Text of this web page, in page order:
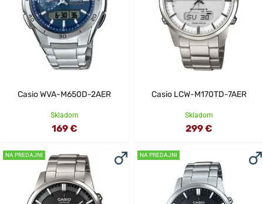
Casio WVA-M650D-2AER
Skladom
169 €
Casio LCW-M170TD-7AER
Skladom
299 €
NA PREDAJNI NA PREDAJNI